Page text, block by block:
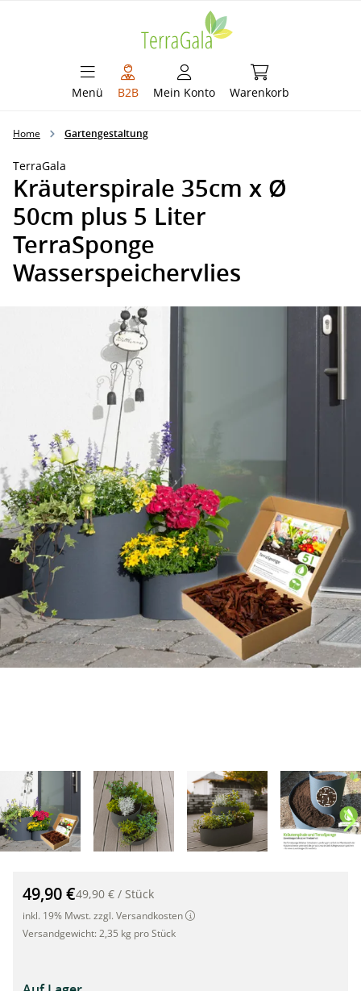
Menü B2B Mein Konto Warenkorb
Warenkorb
Home Gartengestaltung
TerraGala
Kräuterspirale 35cm x Ø
50cm plus 5 Liter
TerraSponge
Wasserspeichervlies
Kräuterspirale 35cm x Ø 50cm plus 5 Liter TerraSponge
49,90 €49,90 € / Stück
inkl. 19% Mwst. zzgl. Versandkosten
Versandgewicht: 2,35 kg pro Stück